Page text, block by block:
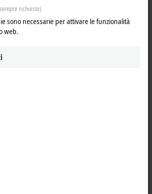
richiesto)
sono necessarie per attivare le funzionalità
web.